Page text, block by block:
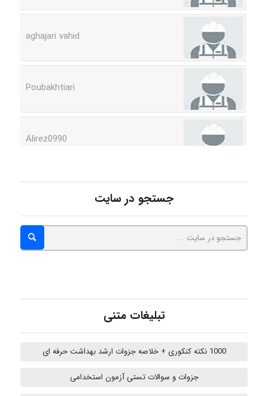
جستجو در سایت
تبلیغات متنی
1000 نکته کنکوری + خلاصه جزوات ارشد بهداشت حرفه ای
جزوات و سوالات تستی آزمون استخدامی